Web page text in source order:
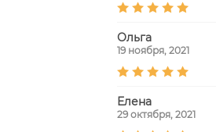
Ольга
19 ноября, 2021
Елена
29 октября, 2021